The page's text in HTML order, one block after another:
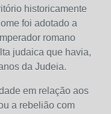
historicamente
foi adotado a
romano
judaica que havia,
da Judeia.
em relação aos
a rebelião com